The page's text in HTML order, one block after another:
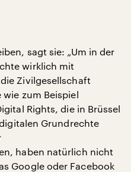
sagt sie: „Um in der
wirklich mit
Zivilgesellschaft
wie zum Beispiel
Rights, die in Brüssel
Grundrechte
haben natürlich nicht
Google oder Facebook